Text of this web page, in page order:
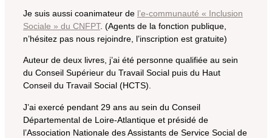
Je suis aussi coanimateur de l’e-communauté « Inclusion
Sociale » du CNFPT. (Agents de la fonction publique,
n’hésitez pas nous rejoindre, l’inscription est gratuite)
Auteur de deux livres, j’ai été personne qualifiée au sein
du Conseil Supérieur du Travail Social puis du Haut
Conseil du Travail Social (HCTS).
J’ai exercé pendant 29 ans au sein du Conseil
Départemental de Loire-Atlantique et présidé de
l’Association Nationale des Assistants de Service Social de